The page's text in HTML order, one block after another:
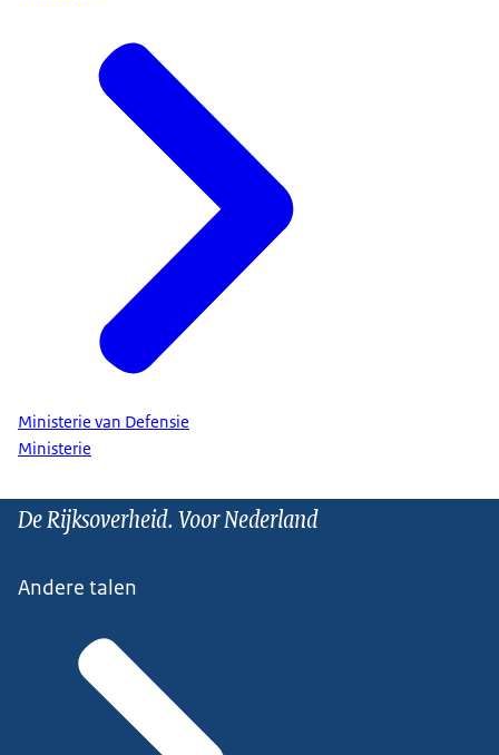
Ministerie van Defensie
Ministerie
De Rijksoverheid. Voor Nederland
Andere talen